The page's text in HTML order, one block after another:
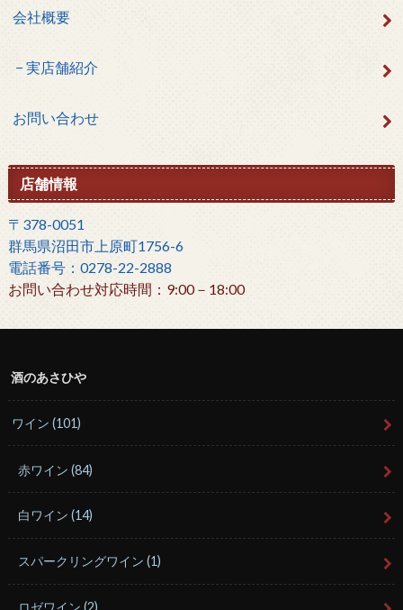
会社概要
実店舗紹介
お問い合わせ
店舗情報
〒378-0051
群馬県沼田市上原町1756-6
電話番号：0278-22-2888
お問い合わせ対応時間：9:00－18:00
酒のあさひや
ワイン(101)
赤ワイン(84)
白ワイン(14)
スパークリングワイン(1)
ロゼワイン(2)